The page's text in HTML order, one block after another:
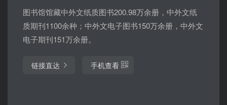
图书馆馆藏中外文纸质图书200.98万余册，中外文纸
质期刊1100余种；中外文电子图书150万余册，中外文
电子期刊151万余册。
链接直达 手机查看